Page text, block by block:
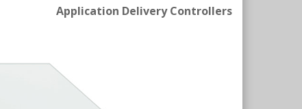
Application Delivery Controllers